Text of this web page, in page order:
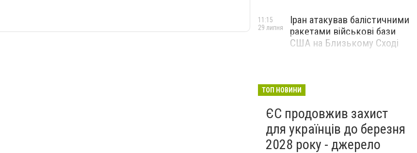
Іран атакував балістичними
ракетами військові бази
США на Близькому Сході
11:15
29 липня
ТОП НОВИНИ
ЄС продовжив захист
для українців до березня
2028 року - джерело